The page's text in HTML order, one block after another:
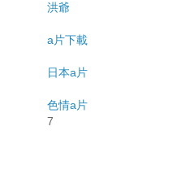
洪爺
a片下載
日本a片
色情a片
7